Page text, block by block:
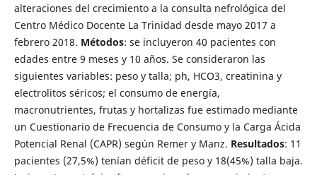
alteraciones del crecimiento a la consulta nefrológica del
Centro Médico Docente La Trinidad desde mayo 2017 a
febrero 2018. Métodos: se incluyeron 40 pacientes con
edades entre 9 meses y 10 años. Se consideraron las
siguientes variables: peso y talla; ph, HCO3, creatinina y
electrolitos séricos; el consumo de energía,
macronutrientes, frutas y hortalizas fue estimado mediante
un Cuestionario de Frecuencia de Consumo y la Carga Ácida
Potencial Renal (CAPR) según Remer y Manz. Resultados: 11
pacientes (27,5%) tenían déficit de peso y 18(45%) talla baja.